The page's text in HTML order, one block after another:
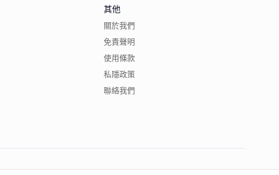
其他
關於我們
免責聲明
使用條款
私隱政策
聯絡我們